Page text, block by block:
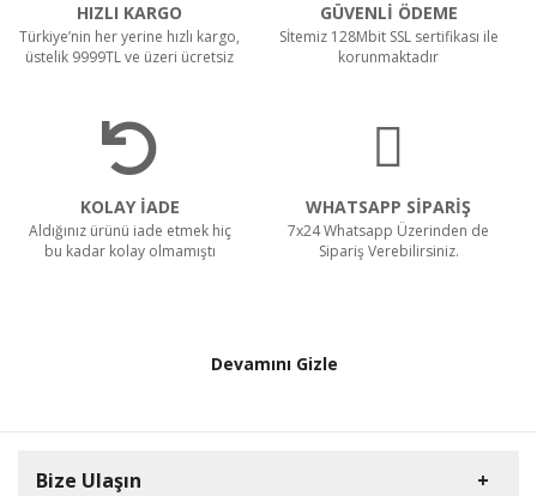
HIZLI KARGO
Türkiye’nin her yerine hızlı kargo,
üstelik 9999TL ve üzeri ücretsiz
GÜVENLİ ÖDEME
Sİtemiz 128Mbit SSL sertifikası ile
korunmaktadır
KOLAY İADE
Aldığınız ürünü iade etmek hiç
bu kadar kolay olmamıştı
WHATSAPP SİPARİŞ
7x24 Whatsapp Üzerinden de
Sipariş Verebilirsiniz.
Devamını Gizle
Bize Ulaşın